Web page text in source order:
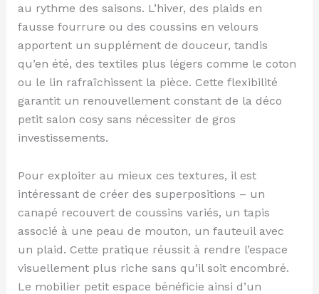
au rythme des saisons. L’hiver, des plaids en
fausse fourrure ou des coussins en velours
apportent un supplément de douceur, tandis
qu’en été, des textiles plus légers comme le coton
ou le lin rafraîchissent la pièce. Cette flexibilité
garantit un renouvellement constant de la déco
petit salon cosy sans nécessiter de gros
investissements.
Pour exploiter au mieux ces textures, il est
intéressant de créer des superpositions – un
canapé recouvert de coussins variés, un tapis
associé à une peau de mouton, un fauteuil avec
un plaid. Cette pratique réussit à rendre l’espace
visuellement plus riche sans qu’il soit encombré.
Le mobilier petit espace bénéficie ainsi d’un